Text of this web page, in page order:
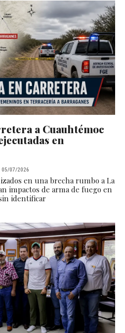
a Cuauhtémoc
en
05/07/2026
en una brecha rumbo a La
impactos de arma de fuego en
identificar